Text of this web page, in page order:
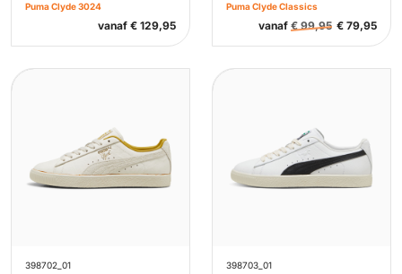
Puma Clyde 3024
vanaf € 129,95
Puma Clyde Classics
vanaf €99,95 € 79,95
398702_01
398703_01